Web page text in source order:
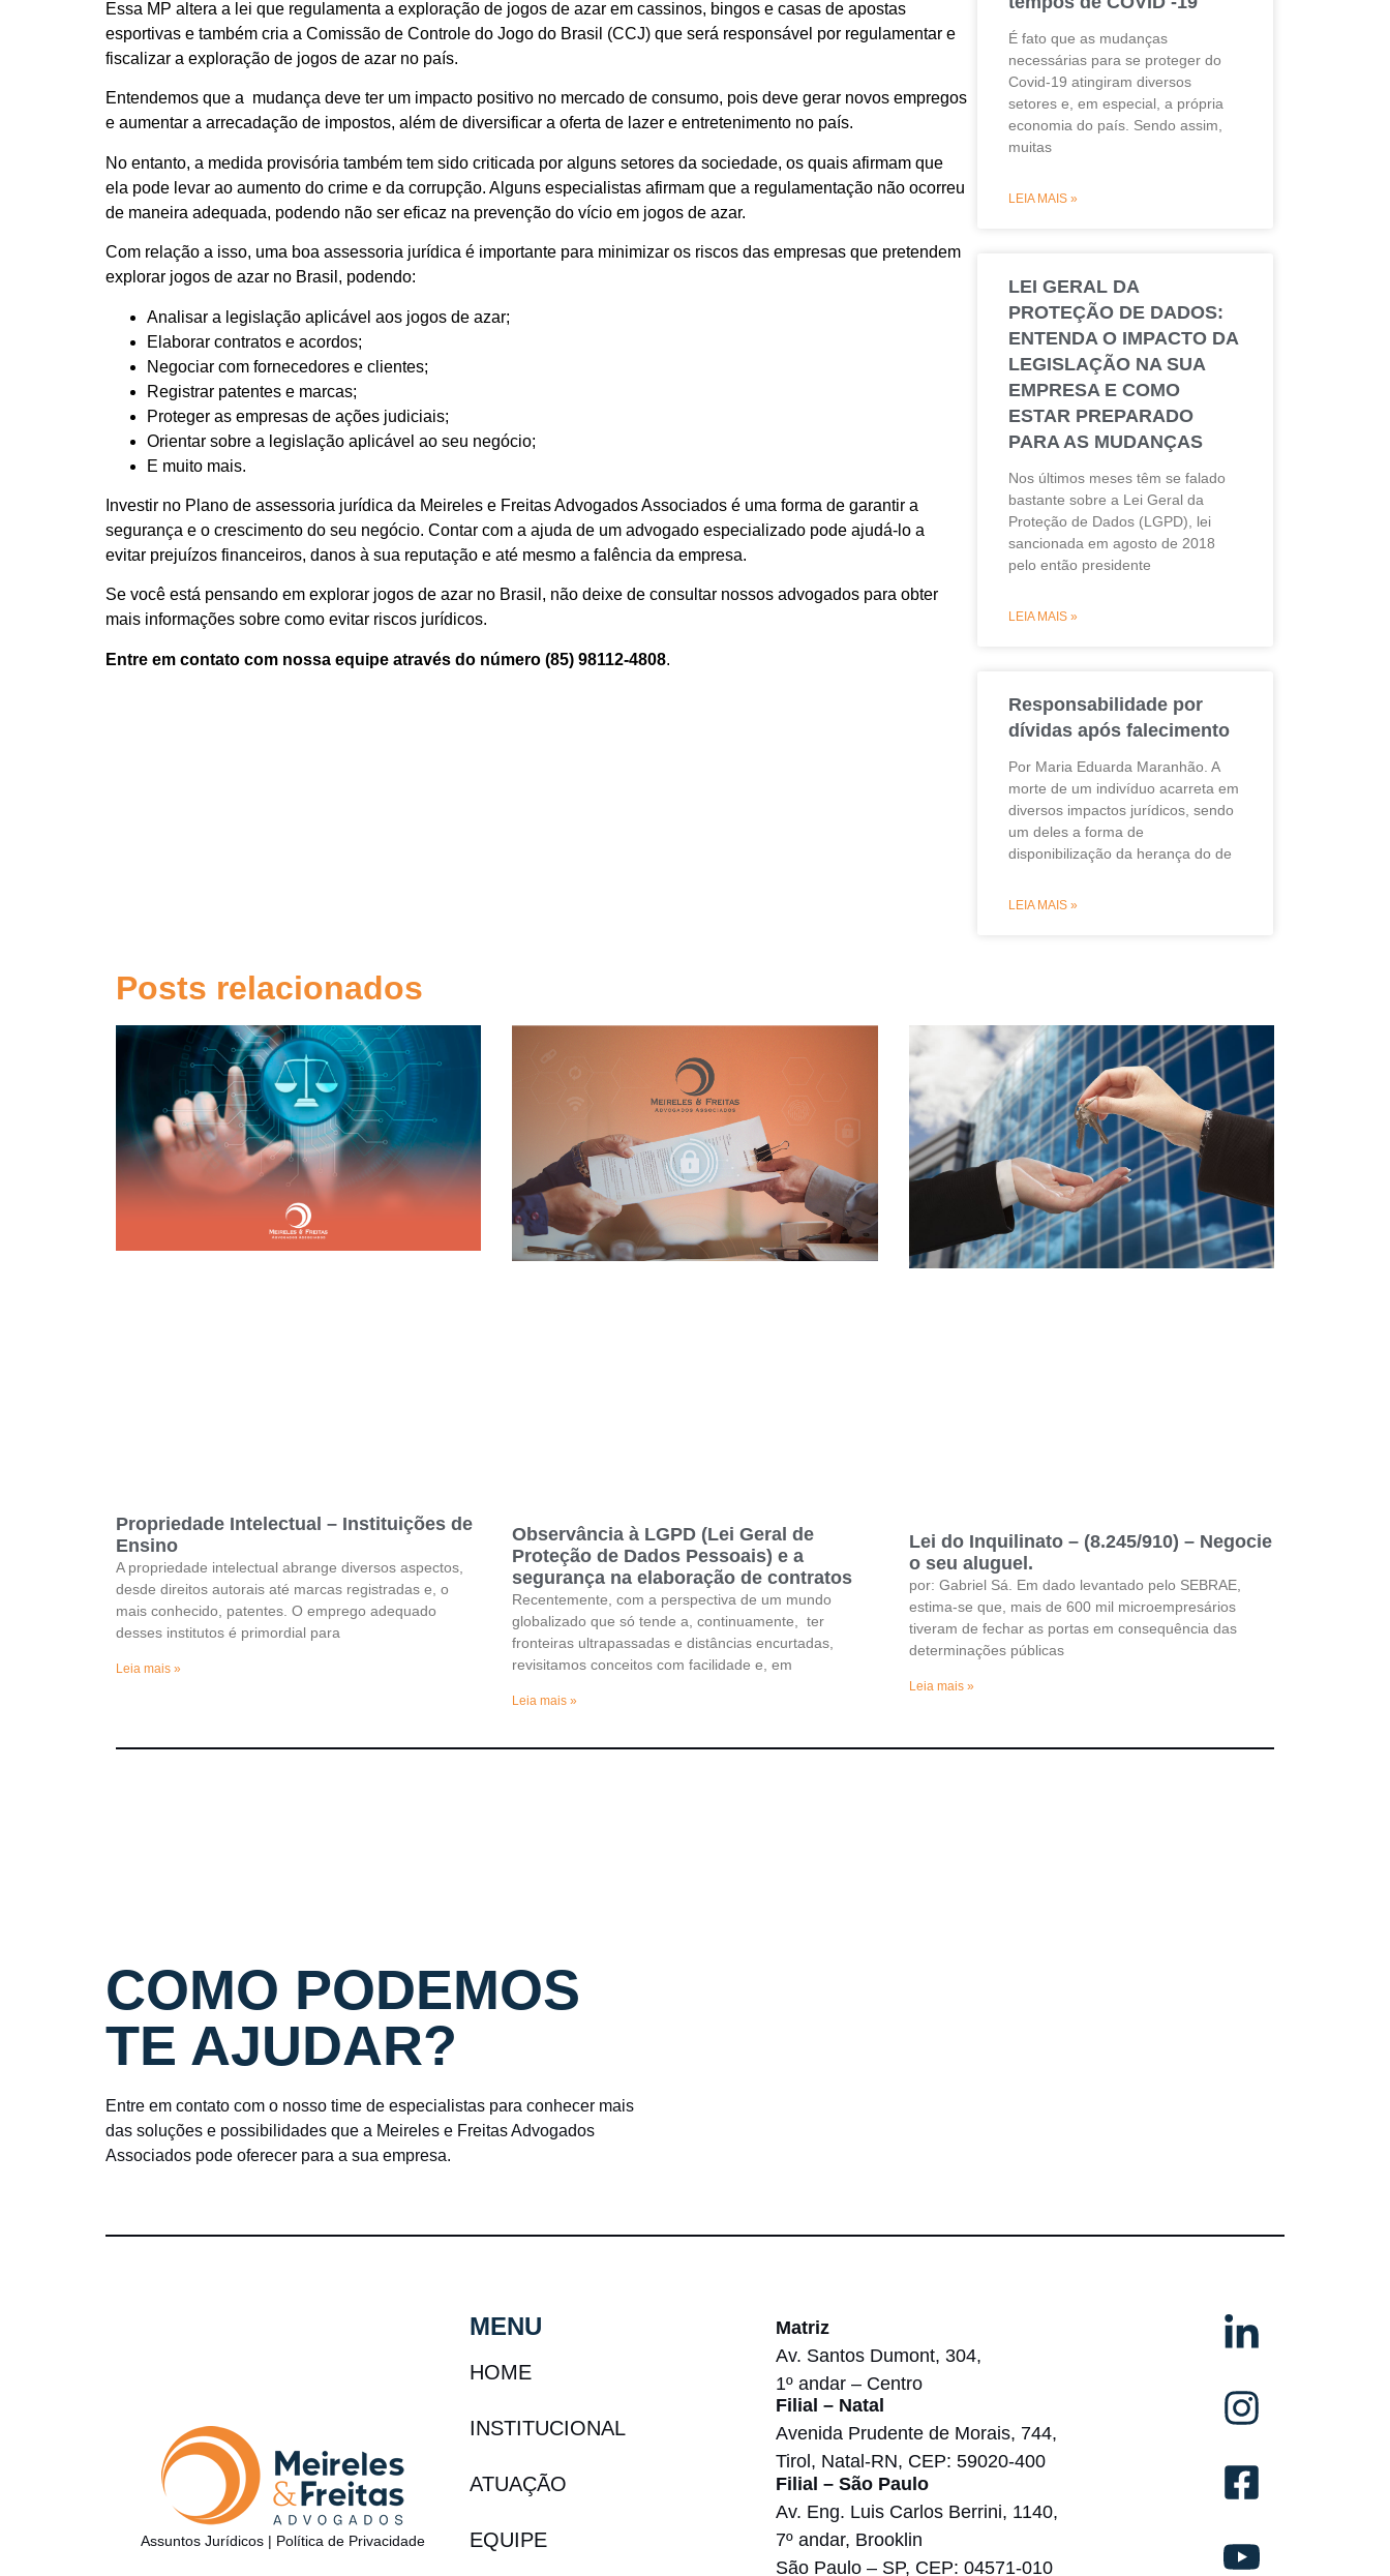
Essa MP altera a lei que regulamenta a exploração de jogos de azar em cassinos, bingos e casas de apostas
esportivas e também cria a Comissão de Controle do Jogo do Brasil (CCJ) que será responsável por regulamentar e
fiscalizar a exploração de jogos de azar no país.
Entendemos que a mudança deve ter um impacto positivo no mercado de consumo, pois deve gerar novos empregos
e aumentar a arrecadação de impostos, além de diversificar a oferta de lazer e entretenimento no país.
No entanto, a medida provisória também tem sido criticada por alguns setores da sociedade, os quais afirmam que
ela pode levar ao aumento do crime e da corrupção. Alguns especialistas afirmam que a regulamentação não ocorreu
de maneira adequada, podendo não ser eficaz na prevenção do vício em jogos de azar.
Com relação a isso, uma boa assessoria jurídica é importante para minimizar os riscos das empresas que pretendem
explorar jogos de azar no Brasil, podendo:
Analisar a legislação aplicável aos jogos de azar;
Elaborar contratos e acordos;
Negociar com fornecedores e clientes;
Registrar patentes e marcas;
Proteger as empresas de ações judiciais;
Orientar sobre a legislação aplicável ao seu negócio;
E muito mais.
Investir no Plano de assessoria jurídica da Meireles e Freitas Advogados Associados é uma forma de garantir a
segurança e o crescimento do seu negócio. Contar com a ajuda de um advogado especializado pode ajudá-lo a
evitar prejuízos financeiros, danos à sua reputação e até mesmo a falência da empresa.
Se você está pensando em explorar jogos de azar no Brasil, não deixe de consultar nossos advogados para obter
mais informações sobre como evitar riscos jurídicos.
Entre em contato com nossa equipe através do número (85) 98112-4808.
É fato que as mudanças
necessárias para se proteger do
Covid-19 atingiram diversos
setores e, em especial, a própria
economia do país. Sendo assim,
muitas
LEIA MAIS »
LEI GERAL DA
PROTEÇÃO DE DADOS:
ENTENDA O IMPACTO DA
LEGISLAÇÃO NA SUA
EMPRESA E COMO
ESTAR PREPARADO
PARA AS MUDANÇAS
Nos últimos meses têm se falado
bastante sobre a Lei Geral da
Proteção de Dados (LGPD), lei
sancionada em agosto de 2018
pelo então presidente
LEIA MAIS »
Responsabilidade por
dívidas após falecimento
Por Maria Eduarda Maranhão. A
morte de um indivíduo acarreta em
diversos impactos jurídicos, sendo
um deles a forma de
disponibilização da herança do de
LEIA MAIS »
Posts relacionados
Propriedade Intelectual – Instituições de
Ensino
A propriedade intelectual abrange diversos aspectos,
desde direitos autorais até marcas registradas e, o
mais conhecido, patentes. O emprego adequado
desses institutos é primordial para
Leia mais »
Observância à LGPD (Lei Geral de
Proteção de Dados Pessoais) e a
segurança na elaboração de contratos
Recentemente, com a perspectiva de um mundo
globalizado que só tende a, continuamente, ter
fronteiras ultrapassadas e distâncias encurtadas,
revisitamos conceitos com facilidade e, em
Leia mais »
Lei do Inquilinato – (8.245/910) – Negocie
o seu aluguel.
por: Gabriel Sá. Em dado levantado pelo SEBRAE,
estima-se que, mais de 600 mil microempresários
tiveram de fechar as portas em consequência das
determinações públicas
Leia mais »
COMO PODEMOS
TE AJUDAR?
Entre em contato com o nosso time de especialistas para conhecer mais
das soluções e possibilidades que a Meireles e Freitas Advogados
Associados pode oferecer para a sua empresa.
Assuntos Jurídicos | Política de Privacidade
MENU
HOME
INSTITUCIONAL
ATUAÇÃO
EQUIPE
Matriz
Av. Santos Dumont, 304,
1º andar – Centro
Filial – Natal
Avenida Prudente de Morais, 744,
Tirol, Natal-RN, CEP: 59020-400
Filial – São Paulo
Av. Eng. Luis Carlos Berrini, 1140,
7º andar, Brooklin
São Paulo – SP, CEP: 04571-010